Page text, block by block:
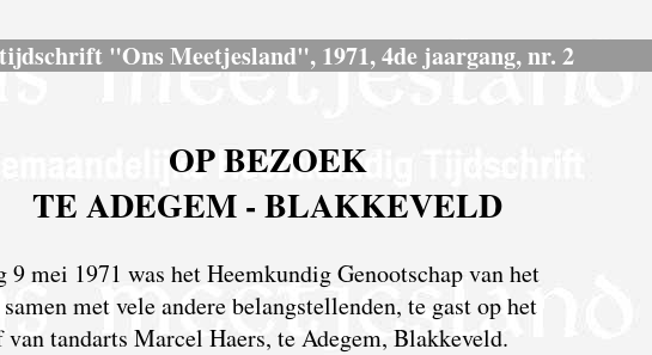
"Ons Meetjesland", 1971, 4de jaargang, nr. 2
OP BEZOEK
TE ADEGEM - BLAKKEVELD
9 mei 1971 was het Heemkundig Genootschap van het
met vele andere belangstellenden, te gast op het
tandarts Marcel Haers, te Adegem, Blakkeveld.